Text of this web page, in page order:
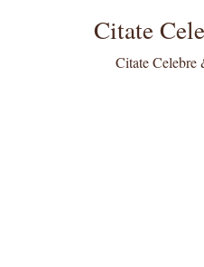
Citate
Citate Celebre